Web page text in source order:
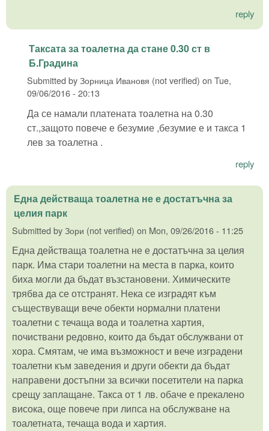
reply
Таксата за тоалетна да стане 0.30 ст в
Б.Градина
Submitted byЗорница Ивановя (not verified) on Tue,
09/06/2016 - 20:13
Да се намали платената тоалетна на 0.30
ст.,защото повече е безумие ,безумие е и такса 1
лев за тоалетна .
reply
Една действаща тоалетна не е достатъчна за
целия парк
Submitted byЗори (not verified) on Mon, 09/26/2016 - 11:25
Една действаща тоалетна не е достатъчна за целия
парк. Има стари тоалетни на места в парка, които
биха могли да бъдат възстановени. Химическите
трябва да се отстранят. Нека се изградят към
съществуващи вече обекти нормални платени
тоалетни с течаща вода и тоалетна хартия,
почиствани редовно, които да бъдат обслужвани от
хора. Смятам, че има възможност и вече изградени
тоалетни към заведения и други обекти да бъдат
направени достъпни за всички посетители на парка
срещу заплащане. Такса от 1 лв. обаче е прекалено
висока, още повече при липса на обслужване на
тоалетната, течаща вода и хартия.